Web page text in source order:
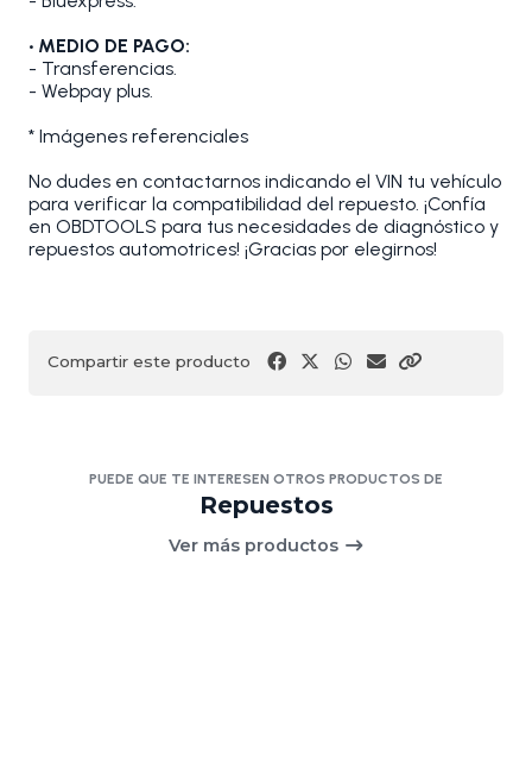
• MEDIO DE PAGO:
- Transferencias.
- Webpay plus.
* Imágenes referenciales
No dudes en contactarnos indicando el VIN tu vehículo
para verificar la compatibilidad del repuesto. ¡Confía
en OBDTOOLS para tus necesidades de diagnóstico y
repuestos automotrices! ¡Gracias por elegirnos!
Compartir este producto
PUEDE QUE TE INTERESEN OTROS PRODUCTOS DE
Repuestos
Ver más productos